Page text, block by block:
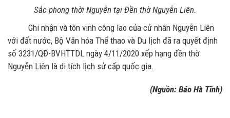
Sắc phong thời Nguyễn tại Đền thờ Nguyễn Liên.
Ghi nhận và tôn vinh công lao của cử nhân Nguyễn Liên
với đất nước, Bộ Văn hóa Thể thao và Du lịch đã ra quyết định
số 3231/QĐ-BVHTTDL ngày 4/11/2020 xếp hạng đền thờ
Nguyễn Liên là di tích lịch sử cấp quốc gia.
(Nguồn: Báo Hà Tĩnh)